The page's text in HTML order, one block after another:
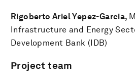
Rigoberto Ariel Yepez-Garcia,
Infrastructure and Energy
Development Bank (IDB)
Project team